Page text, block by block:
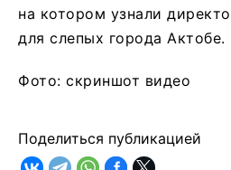
на котором узнали
для слепых города Актобе.
Фото: скриншот видео
Поделиться публикацией